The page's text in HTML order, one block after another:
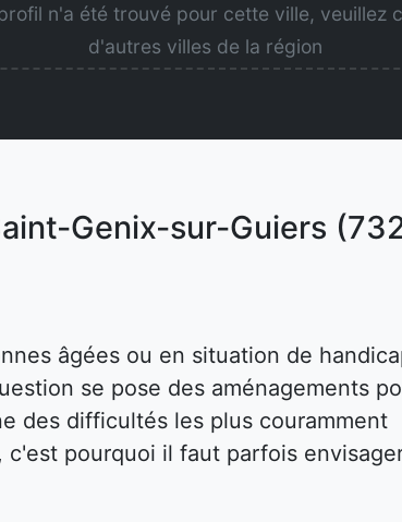
n'a été trouvé pour cette ville, veuillez
d'autres villes de la région
Genix-sur-Guiers
âgées ou en situation de
se pose des aménagements
des difficultés les plus couramment
pourquoi il faut parfois